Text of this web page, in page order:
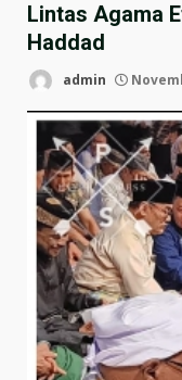
Lintas Agama
Haddad
admin